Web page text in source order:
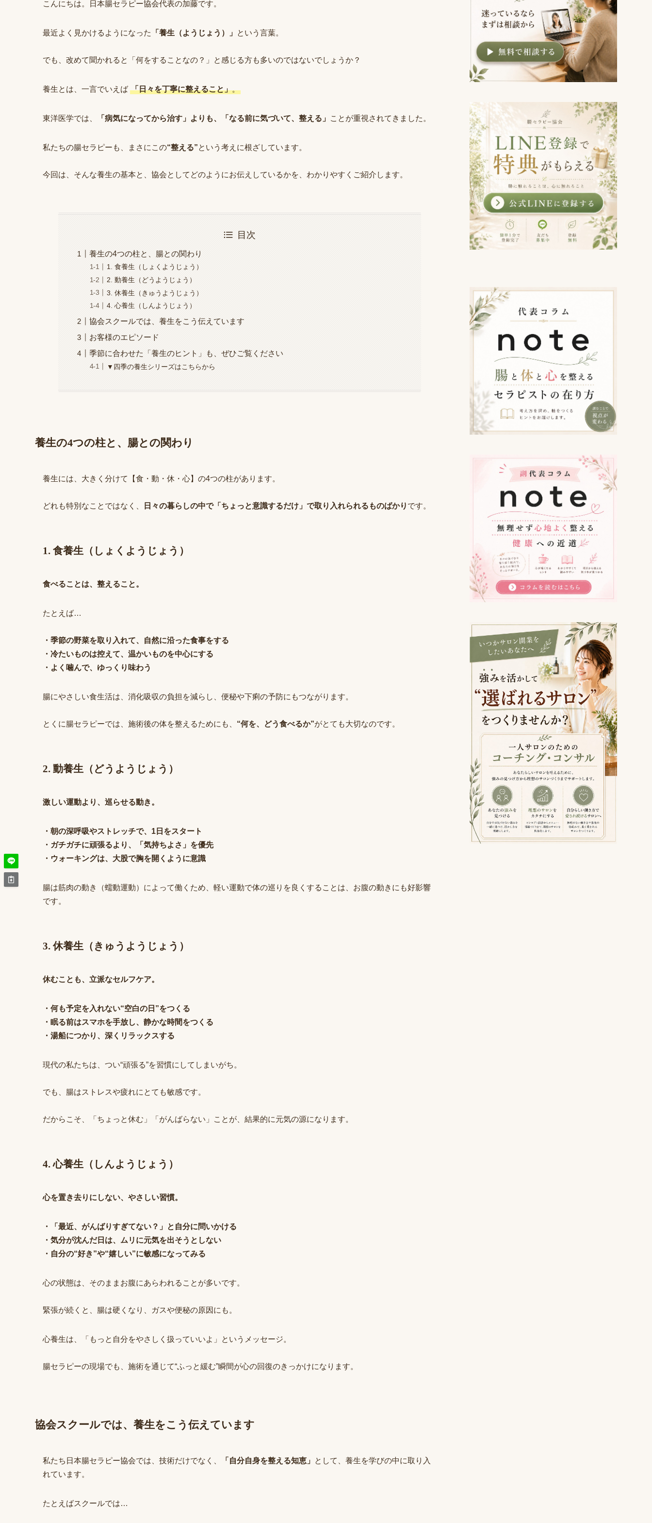
こんにちは。日本腸セラピー協会代表の加藤です。
最近よく見かけるようになった 「養生（ようじょう）」 という言葉。
でも、改めて聞かれると「何をすることなの？」と感じる方も多いのではないでしょうか？
養生とは、一言でいえば 「日々を丁寧に整えること」。
東洋医学では、 「病気になってから治す」よりも、「なる前に気づいて、整える」 ことが重視されてきました。
私たちの腸セラピーも、まさにこの“整える”という考えに根ざしています。
今回は、そんな養生の基本と、協会としてどのようにお伝えしているかを、わかりやすくご紹介します。
目次
養生の4つの柱と、腸との関わり
1. 食養生（しょくようじょう）
2. 動養生（どうようじょう）
3. 休養生（きゅうようじょう）
4. 心養生（しんようじょう）
協会スクールでは、養生をこう伝えています
お客様のエピソード
季節に合わせた「養生のヒント」も、ぜひご覧ください
▼四季の養生シリーズはこちらから
養生の4つの柱と、腸との関わり
養生には、大きく分けて【食・動・休・心】の4つの柱があります。
どれも特別なことではなく、 日々の暮らしの中で「ちょっと意識するだけ」で取り入れられるものばかり です。
1. 食養生（しょくようじょう）
食べることは、整えること。
たとえば…
・季節の野菜を取り入れて、自然に沿った食事をする
・冷たいものは控えて、温かいものを中心にする
・よく噛んで、ゆっくり味わう
腸にやさしい食生活は、消化吸収の負担を減らし、便秘や下痢の予防にもつながります。
とくに腸セラピーでは、施術後の体を整えるためにも、 “何を、どう食べるか”がとても大切なのです。
2. 動養生（どうようじょう）
激しい運動より、巡らせる動き。
・朝の深呼吸やストレッチで、1日をスタート
・ガチガチに頑張るより、「気持ちよさ」を優先
・ウォーキングは、大股で胸を開くように意識
腸は筋肉の動き（蠕動運動）によって働くため、軽い運動で体の巡りを良くすることは、お腹の動きにも好影響
です。
3. 休養生（きゅうようじょう）
休むことも、立派なセルフケア。
・何も予定を入れない“空白の日”をつくる
・眠る前はスマホを手放し、静かな時間をつくる
・湯船につかり、深くリラックスする
現代の私たちは、つい“頑張る”を習慣にしてしまいがち。
でも、腸はストレスや疲れにとても敏感です。
だからこそ、「ちょっと休む」「がんばらない」ことが、結果的に元気の源になります。
4. 心養生（しんようじょう）
心を置き去りにしない、やさしい習慣。
・「最近、がんばりすぎてない？」と自分に問いかける
・気分が沈んだ日は、ムリに元気を出そうとしない
・自分の“好き”や“嬉しい”に敏感になってみる
心の状態は、そのままお腹にあらわれることが多いです。
緊張が続くと、腸は硬くなり、ガスや便秘の原因にも。
心養生は、「もっと自分をやさしく扱っていいよ」というメッセージ。
腸セラピーの現場でも、施術を通じて“ふっと緩む”瞬間が心の回復のきっかけになります。
協会スクールでは、養生をこう伝えています
私たち日本腸セラピー協会では、技術だけでなく、 「自分自身を整える知恵」 として、養生を学びの中に取り入
れています。
たとえばスクールでは…